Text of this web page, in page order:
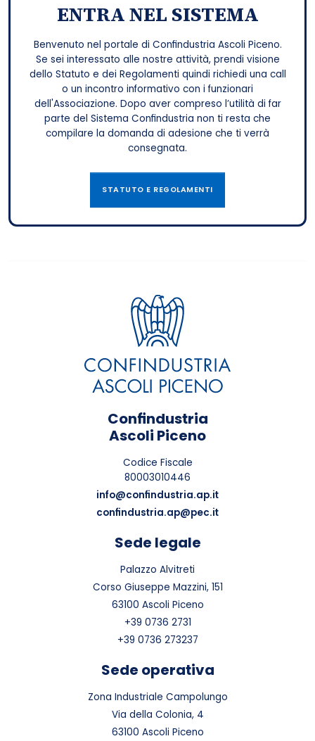
ENTRA NEL SISTEMA
Benvenuto nel portale di Confindustria Ascoli Piceno.
Se sei interessato alle nostre attività, prendi visione
dello Statuto e dei Regolamenti quindi richiedi una call
o un incontro informativo con i funzionari
dell'Associazione. Dopo aver compreso l’utilità di far
parte del Sistema Confindustria non ti resta che
compilare la domanda di adesione che ti verrà
consegnata.
STATUTO E REGOLAMENTI
Confindustria
Ascoli Piceno
Codice Fiscale
80003010446
info@confindustria.ap.it
confindustria.ap@pec.it
Sede legale
Palazzo Alvitreti
Corso Giuseppe Mazzini, 151
63100 Ascoli Piceno
+39 0736 2731
+39 0736 273237
Sede operativa
Zona Industriale Campolungo
Via della Colonia, 4
63100 Ascoli Piceno